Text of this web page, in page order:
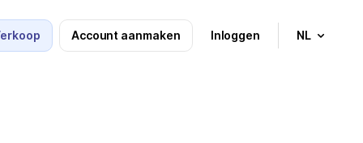
Account aanmaken Inloggen NL